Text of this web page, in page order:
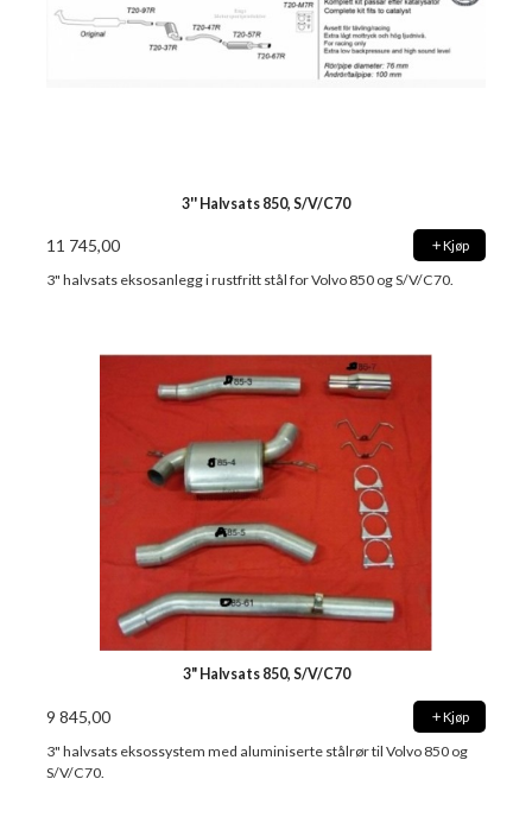
3'' Halvsats 850, S/V/C70
11 745,00 Kjøp
3" halvsats eksosanlegg i rustfritt stål for Volvo 850 og S/V/C70.
3" Halvsats 850, S/V/C70
9 845,00 Kjøp
3" halvsats eksossystem med aluminiserte stålrør til Volvo 850 og
S/V/C70.